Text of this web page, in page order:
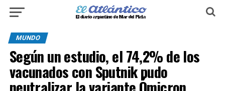
MUNDO
Según un estudio, el 74,2% de los
vacunados con Sputnik pudo